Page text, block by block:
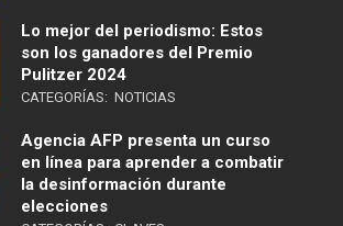
Lo mejor del periodismo: Estos
son los ganadores del Premio
Pulitzer 2024
CATEGORÍAS: NOTICIAS
Agencia AFP presenta un curso
en línea para aprender a combatir
la desinformación durante
elecciones